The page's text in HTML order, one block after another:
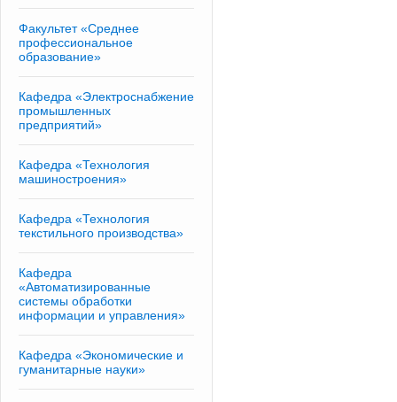
Факультет «Среднее
профессиональное
образование»
Кафедра «Электроснабжение
промышленных
предприятий»
Кафедра «Технология
машиностроения»
Кафедра «Технология
текстильного производства»
Кафедра
«Автоматизированные
системы обработки
информации и управления»
Кафедра «Экономические и
гуманитарные науки»